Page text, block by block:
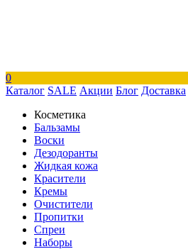
0
Каталог SALE Акции Блог Доставка
Косметика
Бальзамы
Воски
Дезодоранты
Жидкая кожа
Красители
Кремы
Очистители
Пропитки
Спреи
Наборы